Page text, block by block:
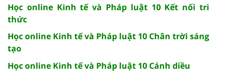
Học online Kinh tế và Pháp luật 10 Kết nối tri
thức
Học online Kinh tế và Pháp luật 10 Chân trời sáng
tạo
Học online Kinh tế và Pháp luật 10 Cánh diều